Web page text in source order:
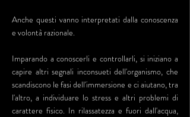
Anche questi vanno interpretati dalla conoscenza
e volontà razionale.
Imparando a conoscerli e controllarli, si iniziano a
capire altri segnali inconsueti dell'organismo, che
scandiscono le fasi dell'immersione e ci aiutano, tra
l'altro, a individuare lo stress e altri problemi di
carattere fisico. In rilassatezza e fuori dall'acqua,